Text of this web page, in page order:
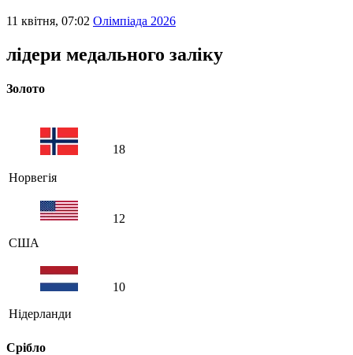
11 квітня, 07:02 Олімпіада 2026
лідери медального заліку
Золото
Норвегія
18
США
12
Нідерланди
10
Срібло